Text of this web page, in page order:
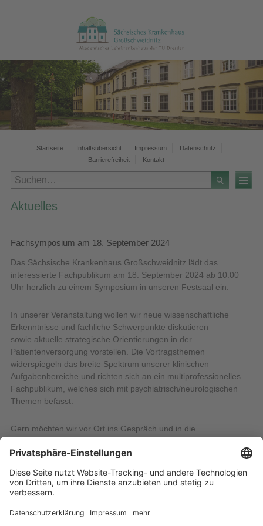
Startseite Inhaltsübersicht Impressum
Datenschutz
Barrierefreiheit
Kontakt
Aktuelles
Fachsymposium am 18. September 2024
Das Sächsische Krankenhaus Großschweidnitz lädt das
interessierte Fachpublikum am 18. September 2024 ab 10:00
Uhr herzlich zu einem Symposium in unseren Festsaal ein.
In unserer Veranstaltung wollen wir neue wissenschaftliche
Erkenntnisse und fachliche Schwerpunkte diskutieren
sowie aktuelle strategische Orientierungen in der
Patientenversorgung vorstellen. Die Vortragsthemen
widerspiegeln das breite Spektrum unserer klinischen
Aufgabenbereiche und richten sich an ein multiprofessionelles
Fachpublikum, welches sich mit psychiatrisch/neurologischen
Themen befasst.
Gern möchten wir vor Ort ins Gespräch und in die
Programm und Anmeldung
21.08.2024